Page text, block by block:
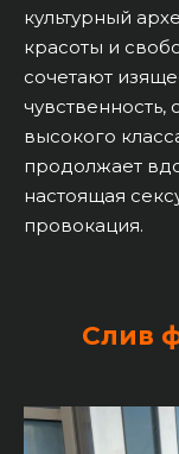
культурный
красоты и
сочетают
чувственность,
высокого
продолжает
настоящая
провокация.
Слив